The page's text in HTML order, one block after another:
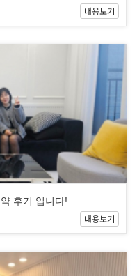
내용보기
후기 입니다!
내용보기